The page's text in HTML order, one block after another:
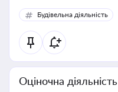
Будівельна діяльність
Оціночна діяльність